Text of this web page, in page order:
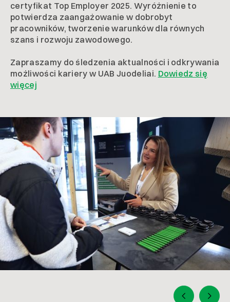
certyfikat Top Employer 2025. Wyróżnienie to
potwierdza zaangażowanie w dobrobyt
pracowników, tworzenie warunków dla równych
szans i rozwoju zawodowego.
Zapraszamy do śledzenia aktualności i odkrywania
możliwości kariery w UAB Juodeliai. Dowiedz się
więcej